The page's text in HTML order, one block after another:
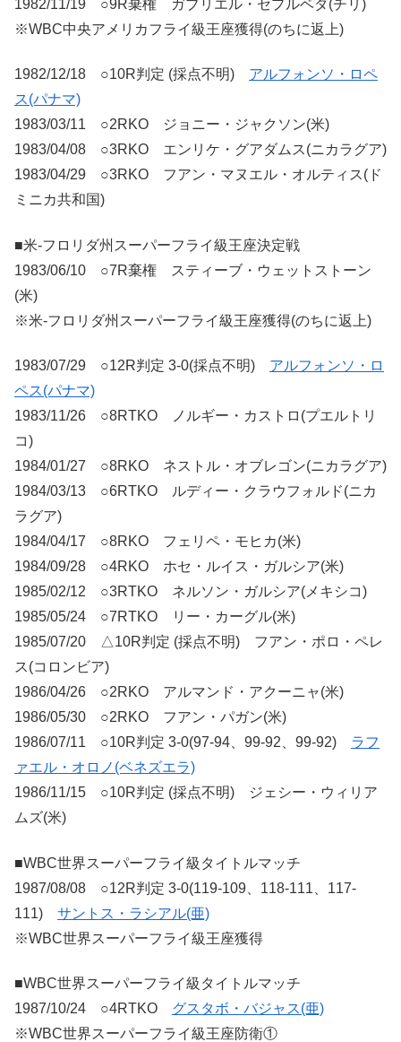
1982/11/19 ○9R棄権 ガブリエル・セプルベダ(チリ)
※WBC中央アメリカフライ級王座獲得(のちに返上)
1982/12/18 ○10R判定 (採点不明) アルフォンソ・ロペ
ス(パナマ)
1983/03/11 ○2RKO ジョニー・ジャクソン(米)
1983/04/08 ○3RKO エンリケ・グアダムス(ニカラグア)
1983/04/29 ○3RKO フアン・マヌエル・オルティス(ド
ミニカ共和国)
■米-フロリダ州スーパーフライ級王座決定戦
1983/06/10 ○7R棄権 スティーブ・ウェットストーン
(米)
※米-フロリダ州スーパーフライ級王座獲得(のちに返上)
1983/07/29 ○12R判定 3-0(採点不明) アルフォンソ・ロ
ペス(パナマ)
1983/11/26 ○8RTKO ノルギー・カストロ(プエルトリ
コ)
1984/01/27 ○8RKO ネストル・オブレゴン(ニカラグア)
1984/03/13 ○6RTKO ルディー・クラウフォルド(ニカ
ラグア)
1984/04/17 ○8RKO フェリペ・モヒカ(米)
1984/09/28 ○4RKO ホセ・ルイス・ガルシア(米)
1985/02/12 ○3RTKO ネルソン・ガルシア(メキシコ)
1985/05/24 ○7RTKO リー・カーグル(米)
1985/07/20 △10R判定 (採点不明) フアン・ポロ・ペレ
ス(コロンビア)
1986/04/26 ○2RKO アルマンド・アクーニャ(米)
1986/05/30 ○2RKO フアン・パガン(米)
1986/07/11 ○10R判定 3-0(97-94、99-92、99-92) ラフ
ァエル・オロノ(ベネズエラ)
1986/11/15 ○10R判定 (採点不明) ジェシー・ウィリア
ムズ(米)
■WBC世界スーパーフライ級タイトルマッチ
1987/08/08 ○12R判定 3-0(119-109、118-111、117-
111) サントス・ラシアル(亜)
※WBC世界スーパーフライ級王座獲得
■WBC世界スーパーフライ級タイトルマッチ
1987/10/24 ○4RTKO グスタボ・バジャス(亜)
※WBC世界スーパーフライ級王座防衛①